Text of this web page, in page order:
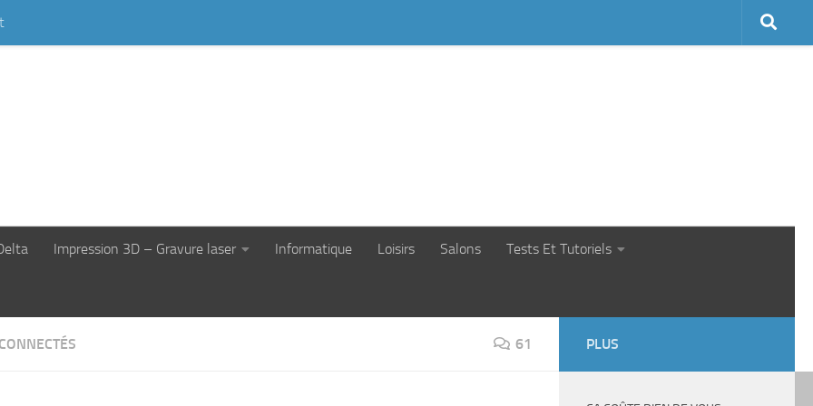
Impression 3D – Gravure laser Informatique Loisirs Salons Tests Et Tutoriels
61 PLUS